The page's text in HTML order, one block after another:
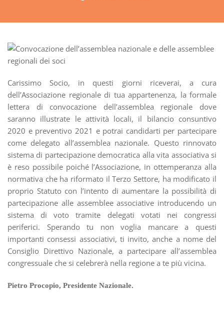
Carissimo Socio, in questi giorni riceverai, a cura
dell’Associazione regionale di tua appartenenza, la formale
lettera di convocazione dell’assemblea regionale dove
saranno illustrate le attività locali, il bilancio consuntivo
2020 e preventivo 2021 e potrai candidarti per partecipare
come delegato all’assemblea nazionale. Questo rinnovato
sistema di partecipazione democratica alla vita associativa si
è reso possibile poiché l’Associazione, in ottemperanza alla
normativa che ha riformato il Terzo Settore, ha modificato il
proprio Statuto con l’intento di aumentare la possibilità di
partecipazione alle assemblee associative introducendo un
sistema di voto tramite delegati votati nei congressi
periferici. Sperando tu non voglia mancare a questi
importanti consessi associativi, ti invito, anche a nome del
Consiglio Direttivo Nazionale, a partecipare all’assemblea
congressuale che si celebrerà nella regione a te più vicina.
Pietro Procopio, Presidente Nazionale.